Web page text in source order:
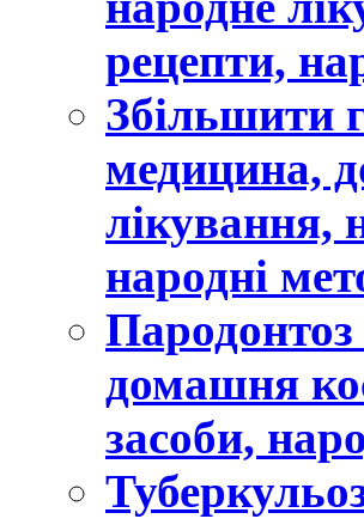
рецепти,
Збільшити
медицина,
лікування,
народні
домашня
засоби,